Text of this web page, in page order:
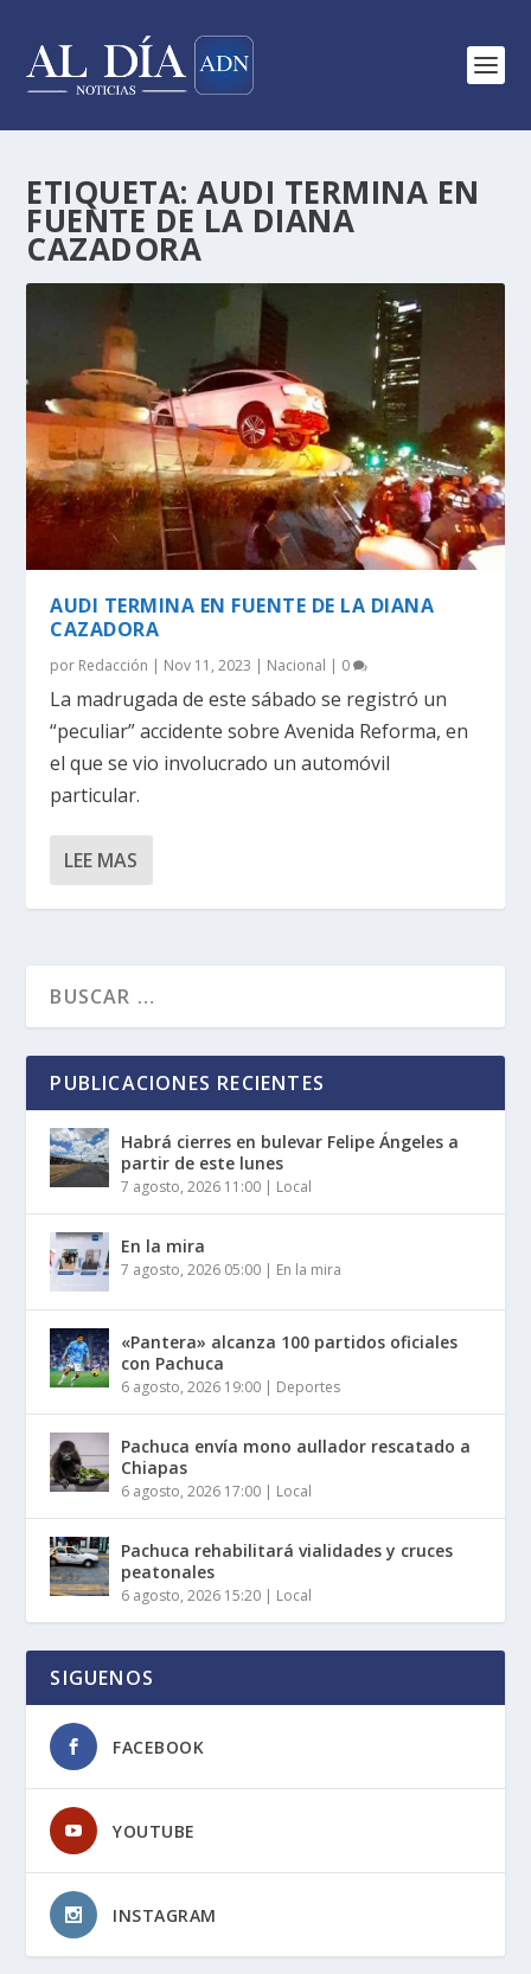
ETIQUETA:AUDI TERMINA EN
FUENTE DE LA DIANA
CAZADORA
AUDI TERMINA EN FUENTE DE LA DIANA
CAZADORA
por Redacción | Nov 11, 2023 | Nacional | 0
La madrugada de este sábado se registró un
“peculiar” accidente sobre Avenida Reforma, en
el que se vio involucrado un automóvil
particular.
LEE MAS
PUBLICACIONES RECIENTES
Habrá cierres en bulevar Felipe Ángeles a
partir de este lunes
7 agosto, 2026 11:00 | Local
En la mira
7 agosto, 2026 05:00 | En la mira
«Pantera» alcanza 100 partidos oficiales
con Pachuca
6 agosto, 2026 19:00 | Deportes
Pachuca envía mono aullador rescatado a
Chiapas
6 agosto, 2026 17:00 | Local
Pachuca rehabilitará vialidades y cruces
peatonales
6 agosto, 2026 15:20 | Local
SIGUENOS
FACEBOOK
YOUTUBE
INSTAGRAM